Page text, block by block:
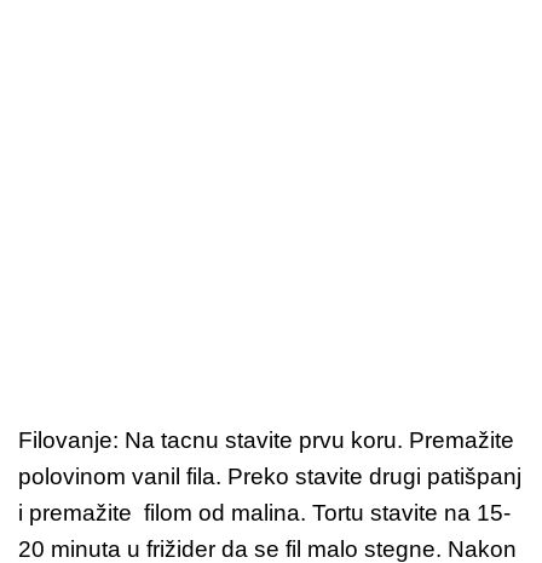
Filovanje: Na tacnu stavite prvu koru. Premažite
polovinom vanil fila. Preko stavite drugi patišpanj
i premažite filom od malina. Tortu stavite na 15-
20 minuta u frižider da se fil malo stegne. Nakon